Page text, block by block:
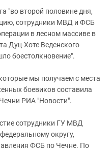
"во второй половине дня,
сотрудники МВД и ФСБ
в лесном массиве в
Дуц-Хоте Веденского
боестолкновение".
мы получаем с места
боевиков составила
РИА "Новости".
сотрудники ГУ МВД
округу,
ФСБ по Чечне. По